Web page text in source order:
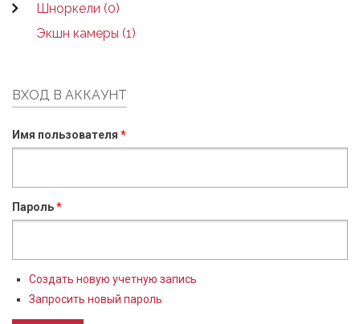
Шноркели (0)
Экшн камеры (1)
ВХОД В АККАУНТ
Имя пользователя *
Пароль*
Создать новую учетную запись
Запросить новый пароль